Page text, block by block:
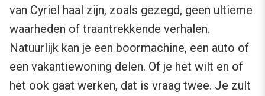
van Cyriel haal zijn, zoals gezegd, geen ultieme
waarheden of traantrekkende verhalen.
Natuurlijk kan je een boormachine, een auto of
een vakantiewoning delen. Of je het wilt en of
het ook gaat werken, dat is vraag twee. Je zult